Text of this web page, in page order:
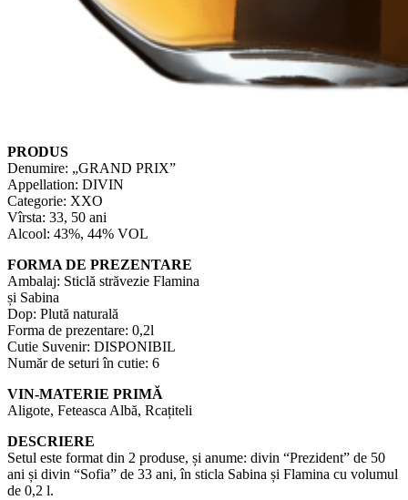
PRODUS
Denumire: „GRAND PRIX”
Appellation: DIVIN
Categorie: XXO
Vîrsta: 33, 50 ani
Alcool: 43%, 44% VOL
FORMA DE PREZENTARE
Ambalaj: Sticlă străvezie Flamina
și Sabina
Dop: Plută naturală
Forma de prezentare: 0,2l
Cutie Suvenir: DISPONIBIL
Număr de seturi în cutie: 6
VIN-MATERIE PRIMĂ
Aligote, Feteasca Albă, Rcațiteli
DESCRIERE
Setul este format din 2 produse, și anume: divin “Prezident” de 50
ani și divin “Sofia” de 33 ani, în sticla Sabina și Flamina cu volumul
de 0,2 l.